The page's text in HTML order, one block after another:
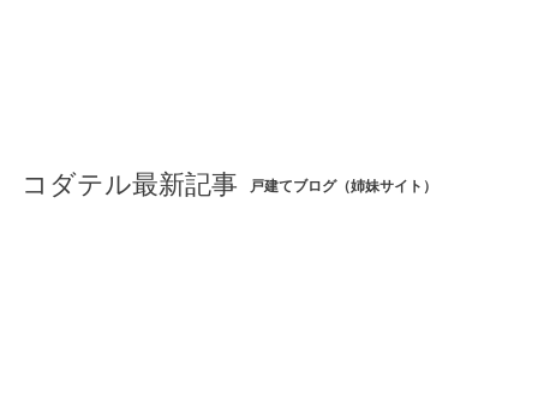
コダテル最新記事 戸建てブログ（姉妹サイト）